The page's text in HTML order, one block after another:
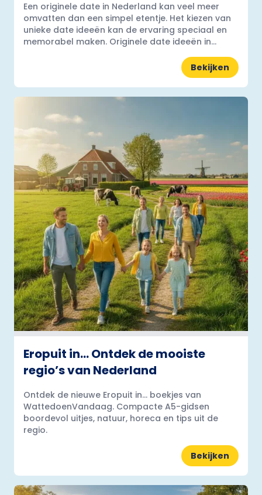
Een originele date in Nederland kan veel meer
omvatten dan een simpel etentje. Het kiezen van
unieke date ideeën kan de ervaring speciaal en
memorabel maken. Originele date ideeën in...
Bekijken
Eropuit in… Ontdek de mooiste
regio’s van Nederland
Ontdek de nieuwe Eropuit in... boekjes van
WattedoenVandaag. Compacte A5-gidsen
boordevol uitjes, natuur, horeca en tips uit de
regio.
Bekijken